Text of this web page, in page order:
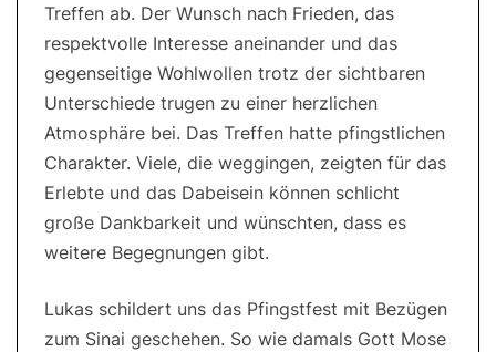
Treffen ab. Der Wunsch nach Frieden, das
respektvolle Interesse aneinander und das
gegenseitige Wohlwollen trotz der sichtbaren
Unterschiede trugen zu einer herzlichen
Atmosphäre bei. Das Treffen hatte pfingstlichen
Charakter. Viele, die weggingen, zeigten für das
Erlebte und das Dabeisein können schlicht
große Dankbarkeit und wünschten, dass es
weitere Begegnungen gibt.
Lukas schildert uns das Pfingstfest mit Bezügen
zum Sinai geschehen. So wie damals Gott Mose